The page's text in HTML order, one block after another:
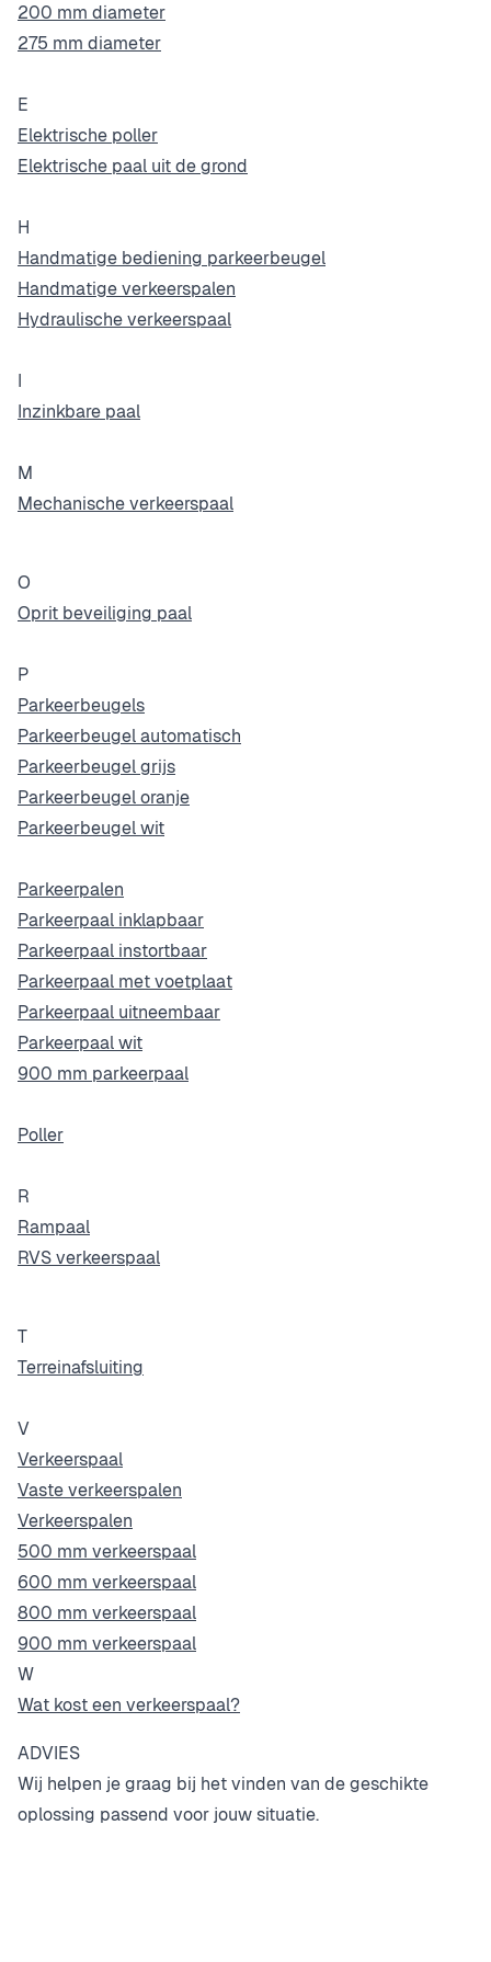
200 mm diameter
275 mm diameter
E
Elektrische poller
Elektrische paal uit de grond
H
Handmatige bediening parkeerbeugel
Handmatige verkeerspalen
Hydraulische verkeerspaal
I
Inzinkbare paal
M
Mechanische verkeerspaal
O
Oprit beveiliging paal
P
Parkeerbeugels
Parkeerbeugel automatisch
Parkeerbeugel grijs
Parkeerbeugel oranje
Parkeerbeugel wit
Parkeerpalen
Parkeerpaal inklapbaar
Parkeerpaal instortbaar
Parkeerpaal met voetplaat
Parkeerpaal uitneembaar
Parkeerpaal wit
900 mm parkeerpaal
Poller
R
Rampaal
RVS verkeerspaal
T
Terreinafsluiting
V
Verkeerspaal
Vaste verkeerspalen
Verkeerspalen
500 mm verkeerspaal
600 mm verkeerspaal
800 mm verkeerspaal
900 mm verkeerspaal
W
Wat kost een verkeerspaal?
ADVIES
Wij helpen je graag bij het vinden van de geschikte
oplossing passend voor jouw situatie.